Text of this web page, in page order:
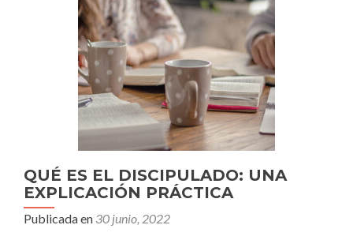
QUÉ ES EL DISCIPULADO: UNA
EXPLICACIÓN PRÁCTICA
Publicada en 30 junio, 2022